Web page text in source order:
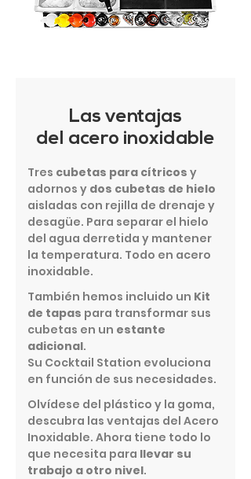
Las ventajas
del acero inoxidable
Tres cubetas para cítricos y
adornos y dos cubetas de hielo
aisladas con rejilla de drenaje y
desagüe. Para separar el hielo
del agua derretida y mantener
la temperatura. Todo en acero
inoxidable.
También hemos incluido un Kit
de tapas para transformar sus
cubetas en un estante
adicional.
Su Cocktail Station evoluciona
en función de sus necesidades.
Olvídese del plástico y la goma,
descubra las ventajas del Acero
Inoxidable. Ahora tiene todo lo
que necesita para llevar su
trabajo a otro nivel.